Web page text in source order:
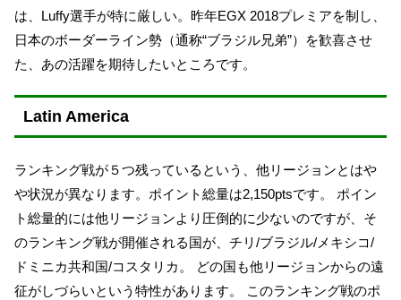
は、Luffy選手が特に厳しい。昨年EGX 2018プレミアを制し、
日本のボーダーライン勢（通称“ブラジル兄弟”）を歓喜させ
た、あの活躍を期待したいところです。
Latin America
ランキング戦が５つ残っているという、他リージョンとはや
や状況が異なります。ポイント総量は2,150ptsです。 ポイン
ト総量的には他リージョンより圧倒的に少ないのですが、そ
のランキング戦が開催される国が、チリ/ブラジル/メキシコ/
ドミニカ共和国/コスタリカ。 どの国も他リージョンからの遠
征がしづらいという特性があります。 このランキング戦のポ